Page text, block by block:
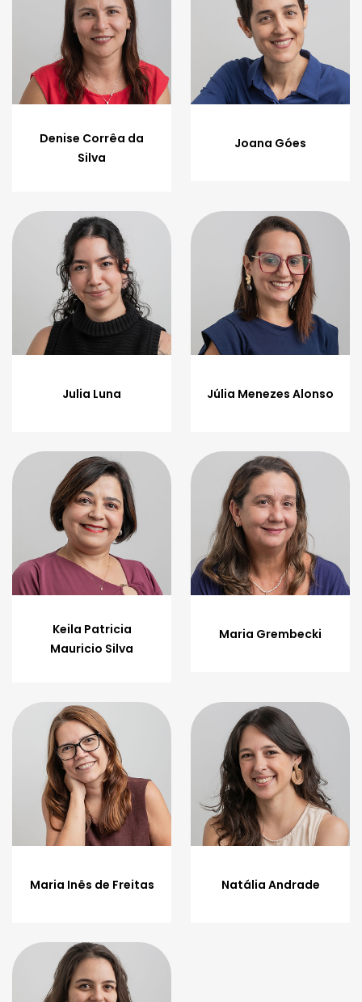
Denise Corrêa da
Silva
Joana Góes
Julia Luna Júlia Menezes Alonso
Keila Patricia
Mauricio Silva
Maria Grembecki
Maria Inês de Freitas Natália Andrade